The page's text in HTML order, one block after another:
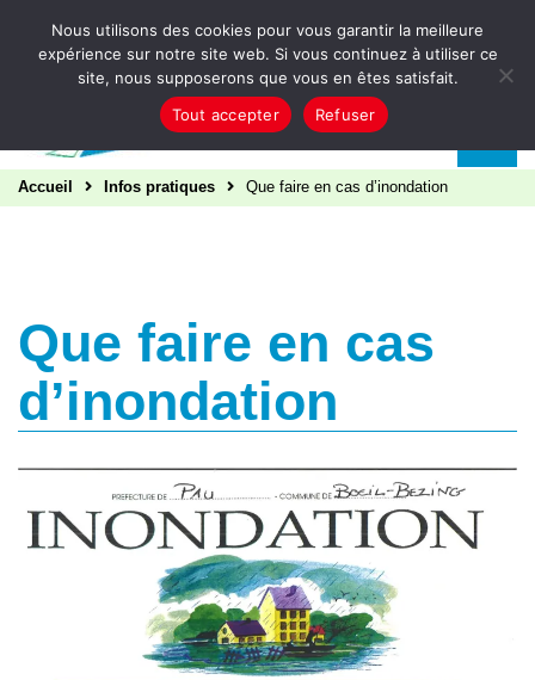
Aller au contenu
Accueil Infos pratiques Que faire en cas d’inondation
Que faire en cas
d’inondation
Nous utilisons des cookies pour vous garantir la meilleure
expérience sur notre site web. Si vous continuez à utiliser ce
site, nous supposerons que vous en êtes satisfait.
Tout accepter
Refuser